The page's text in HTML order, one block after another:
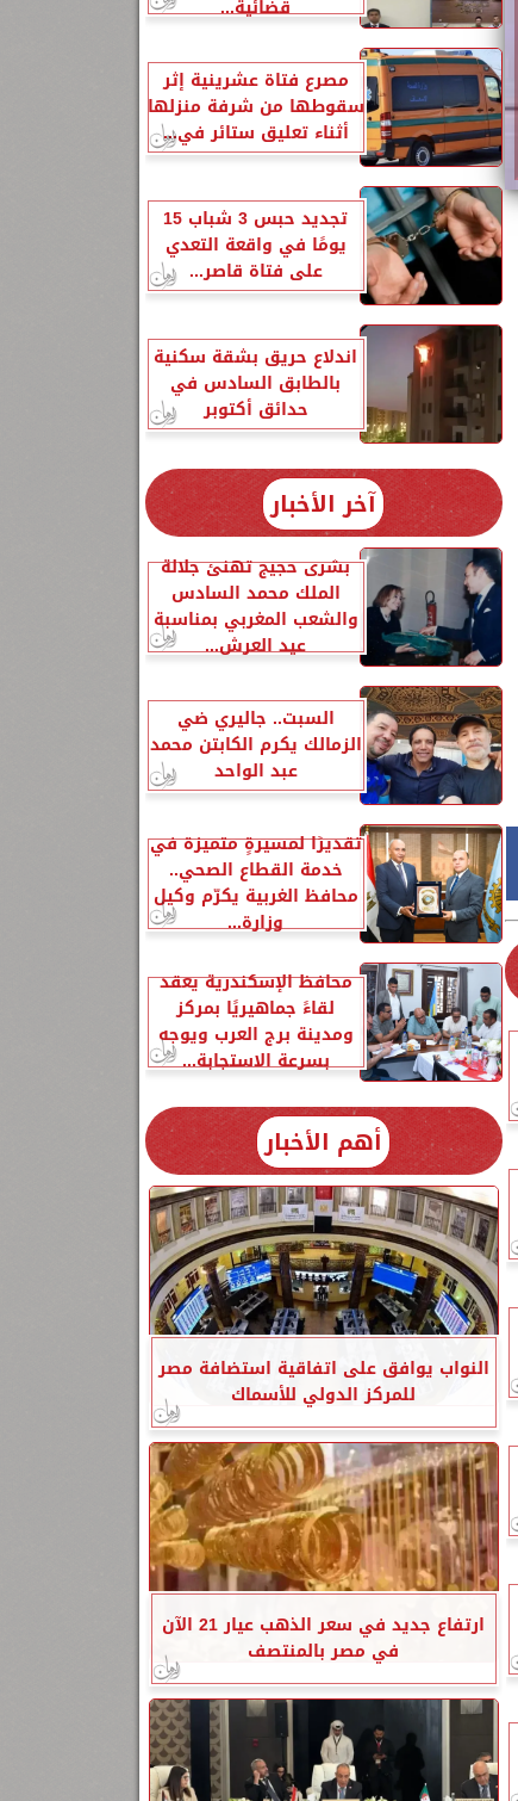
قضائية...
مصرع فتاة عشرينية إثر
سقوطها من شرفة منزلها
أثناء تعليق ستائر في...
تجديد حبس 3 شباب 15
يومًا في واقعة التعدي
على فتاة قاصر...
اندلاع حريق بشقة سكنية
بالطابق السادس في
حدائق أكتوبر
آخر الأخبار
بشرى حجيج تهنئ جلالة
الملك محمد السادس
والشعب المغربي بمناسبة
عيد العرش...
السبت.. جاليري ضي
الزمالك يكرم الكابتن محمد
عبد الواحد
تقديرًا لمسيرةٍ متميزة في
خدمة القطاع الصحي..
محافظ الغربية يكرّم وكيل
وزارة...
محافظ الإسكندرية يعقد
لقاءً جماهيريًا بمركز
ومدينة برج العرب ويوجه
بسرعة الاستجابة...
أهم الأخبار
النواب يوافق على اتفاقية استضافة مصر
للمركز الدولي للأسماك
ارتفاع جديد في سعر الذهب عيار 21 الآن
في مصر بالمنتصف